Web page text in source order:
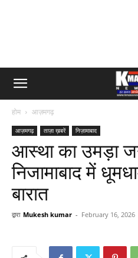
होम आज़मगढ़
आज़मगढ़ ताज़ा ख़बरें निज़ामाबाद
आस्था का उमड़ा
निजामाबाद में
बारात
द्वारा Mukesh kumar - February 16, 2026